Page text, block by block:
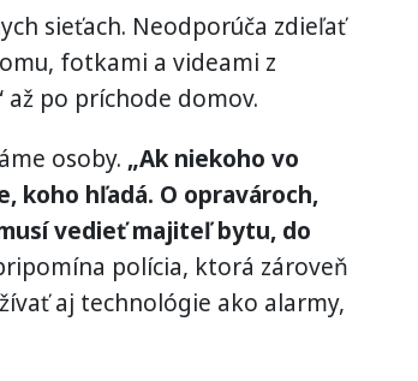
sieťach. Neodporúča zdieľať
fotkami a videami z
až po príchode domov.
osoby. „Ak niekoho vo
koho hľadá. O opravároch,
vedieť majiteľ bytu, do
polícia, ktorá zároveň
aj technológie ako alarmy,